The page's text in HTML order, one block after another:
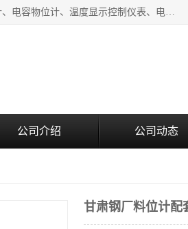
河南新瑞普测控技术有限公司主营：压力变送器、液位变送器、差压变送器、雷达料位计、电容物位计、温度显示控制仪表、电量变送器、流量计、工业自动化系统成套设备。
公司介绍 公司动态
甘肃钢厂料位计配